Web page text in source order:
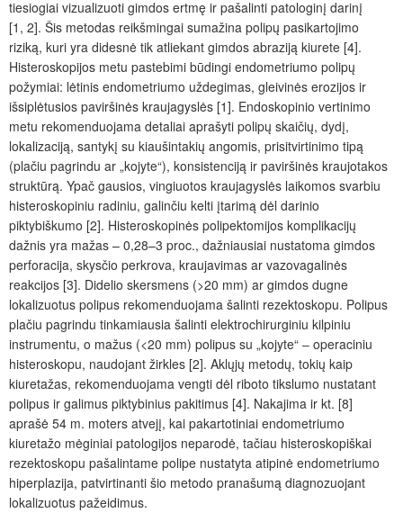
tiesiogiai vizualizuoti gimdos ertmę ir pašalinti patologinį darinį
[1, 2]. Šis metodas reikšmingai sumažina polipų pasikartojimo
riziką, kuri yra didesnė tik atliekant gimdos abraziją kiurete [4].
Histeroskopijos metu pastebimi būdingi endometriumo polipų
požymiai: lėtinis endometriumo uždegimas, gleivinės erozijos ir
išsiplėtusios paviršinės kraujagyslės [1]. Endoskopinio vertinimo
metu rekomenduojama detaliai aprašyti polipų skaičių, dydį,
lokalizaciją, santykį su kiaušintakių angomis, prisitvirtinimo tipą
(plačiu pagrindu ar „kojyte“), konsistenciją ir paviršinės kraujotakos
struktūrą. Ypač gausios, vingiuotos kraujagyslės laikomos svarbiu
histeroskopiniu radiniu, galinčiu kelti įtarimą dėl darinio
piktybiškumo [2]. Histeroskopinės polipektomijos komplikacijų
dažnis yra mažas – 0,28–3 proc., dažniausiai nustatoma gimdos
perforacija, skysčio perkrova, kraujavimas ar vazovagalinės
reakcijos [3]. Didelio skersmens (>20 mm) ar gimdos dugne
lokalizuotus polipus rekomenduojama šalinti rezektoskopu. Polipus
plačiu pagrindu tinkamiausia šalinti elektrochirurginiu kilpiniu
instrumentu, o mažus (<20 mm) polipus su „kojyte“ ‒ operaciniu
histeroskopu, naudojant žirkles [2]. Aklųjų metodų, tokių kaip
kiuretažas, rekomenduojama vengti dėl riboto tikslumo nustatant
polipus ir galimus piktybinius pakitimus [4]. Nakajima ir kt. [8]
aprašė 54 m. moters atvejį, kai pakartotiniai endometriumo
kiuretažo mėginiai patologijos neparodė, tačiau histeroskopiškai
rezektoskopu pašalintame polipe nustatyta atipinė endometriumo
hiperplazija, patvirtinanti šio metodo pranašumą diagnozuojant
lokalizuotus pažeidimus.